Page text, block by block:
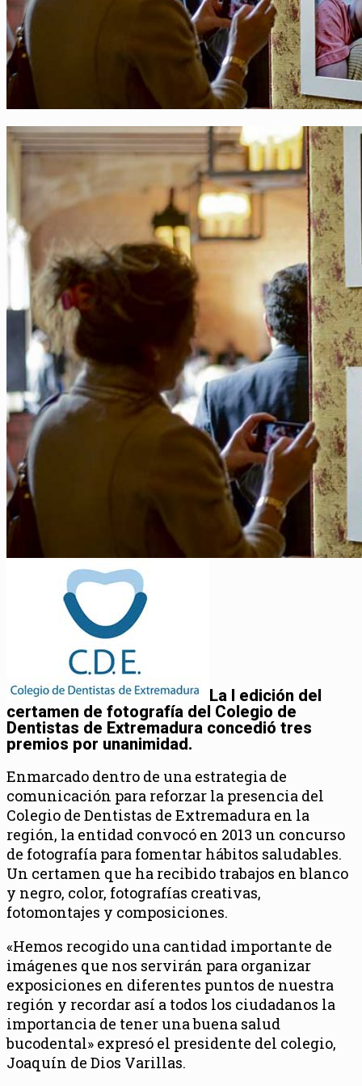
La I edición del
certamen de fotografía del Colegio de
Dentistas de Extremadura concedió tres
premios por unanimidad.
Enmarcado dentro de una estrategia de
comunicación para reforzar la presencia del
Colegio de Dentistas de Extremadura en la
región, la entidad convocó en 2013 un concurso
de fotografía para fomentar hábitos saludables.
Un certamen que ha recibido trabajos en blanco
y negro, color, fotografías creativas,
fotomontajes y composiciones.
«Hemos recogido una cantidad importante de
imágenes que nos servirán para organizar
exposiciones en diferentes puntos de nuestra
región y recordar así a todos los ciudadanos la
importancia de tener una buena salud
bucodental» expresó el presidente del colegio,
Joaquín de Dios Varillas.